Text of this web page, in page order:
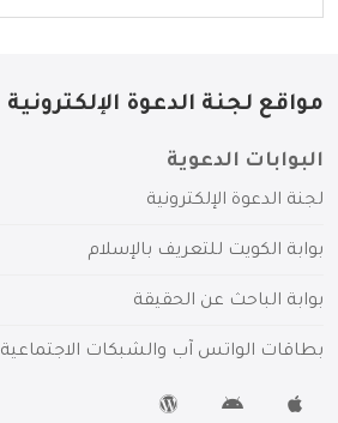
مواقع لجنة الدعوة الإلكترونية
البوابات الدعوية
لجنة الدعوة الإلكترونية
بوابة الكويت للتعريف بالإسلام
بوابة الباحث عن الحقيقة
بطاقات الواتس آب والشبكات الاجتماعية